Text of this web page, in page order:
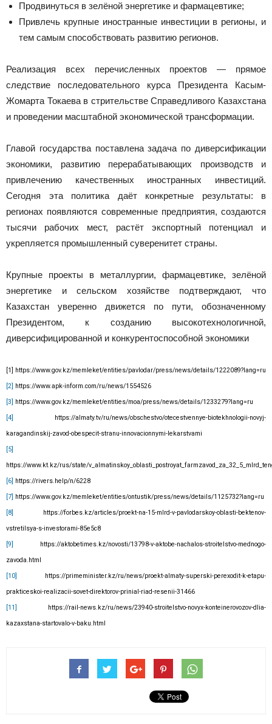
Продвинуться в зелёной энергетике и фармацевтике;
Привлечь крупные иностранные инвестиции в регионы, и
тем самым способствовать развитию регионов.
Реализация всех перечисленных проектов — прямое
следствие последовательного курса Президента Касым-
Жомарта Токаева в стрительстве Справедливого Казахстана
и проведении масштабной экономической трансформации.
Главой государства поставлена задача по диверсификации
экономики, развитию перерабатывающих производств и
привлечению качественных иностранных инвестиций.
Сегодня эта политика даёт конкретные результаты: в
регионах появляются современные предприятия, создаются
тысячи рабочих мест, растёт экспортный потенциал и
укрепляется промышленный суверенитет страны.
Крупные проекты в металлургии, фармацевтике, зелёной
энергетике и сельском хозяйстве подтверждают, что
Казахстан уверенно движется по пути, обозначенному
Президентом, к созданию высокотехнологичной,
диверсифицированной и конкурентоспособной экономики
[1] https://www.gov.kz/memleket/entities/pavlodar/press/news/details/1222089?lang=ru
[2] https://www.apk-inform.com/ru/news/1554526
[3] https://www.gov.kz/memleket/entities/moa/press/news/details/1233279?lang=ru
[4]
https://almaty.tv/ru/news/obschestvo/otecestvennye-biotekhnologii-novyj-
karagandinskij-zavod-obespecit-stranu-innovacionnymi-lekarstvami
[5]
https://www.kt.kz/rus/state/
[6] https://rivers.help/n/6228
[7] https://www.gov.kz/memleket/entities/ontustik/press/news/details/1125732?lang=ru
[8]
https://forbes.kz/articles/proekt-na-15-mlrd-v-pavlodarskoy-oblasti-bektenov-
vstretilsya-s-investorami-85e5c8
[9]
https://aktobetimes.kz/novosti/13798-v-aktobe-nachalos-stroitelstvo-mednogo-
zavoda.html
[10]
https://primeminister.kz/ru/news/proekt-almaty-superski-perexodit-k-etapu-
prakticeskoi-realizacii-sovet-direktorov-prinial-riad-resenii-31466
[11]
https://rail-news.kz/ru/news/23940-stroitelstvo-novyx-konteinerovozov-dlia-
kazaxstana-startovalo-v-baku.html